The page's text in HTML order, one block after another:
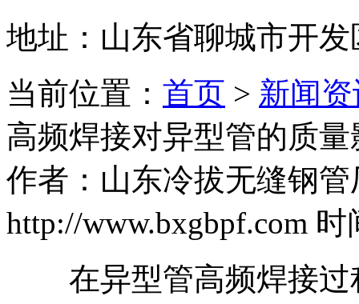
地址：山东省聊城市开
当前位置： 首页 > 新闻
高频焊接对异型管的质量
作者：山东冷拔无缝钢
http://www.bxgbpf.com
在异型管高频焊接过